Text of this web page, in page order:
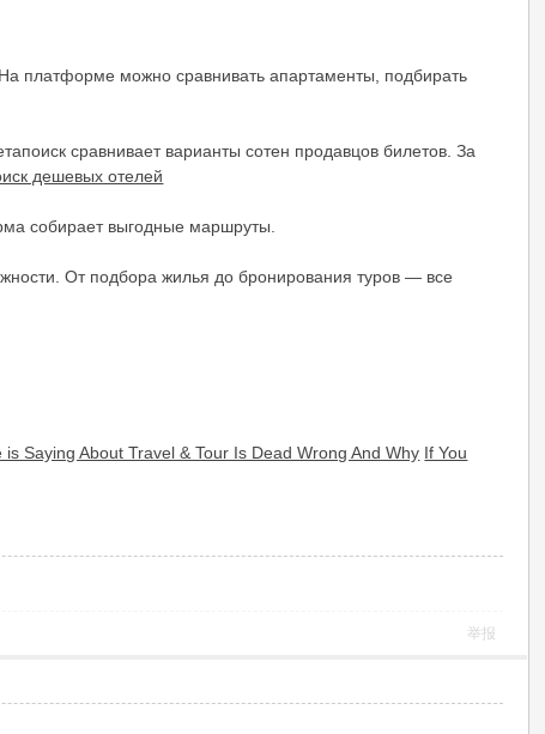
платформе можно сравнивать апартаменты, подбирать
сравнивает варианты сотен продавцов билетов. За
дешевых отелей
собирает выгодные маршруты.
От подбора жилья до бронирования туров — все
is Saying About Travel & Tour Is Dead Wrong And Why If You
举报